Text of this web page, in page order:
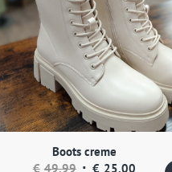
Boots creme
€ 49,99 Ursprünglicher
€ 25,00